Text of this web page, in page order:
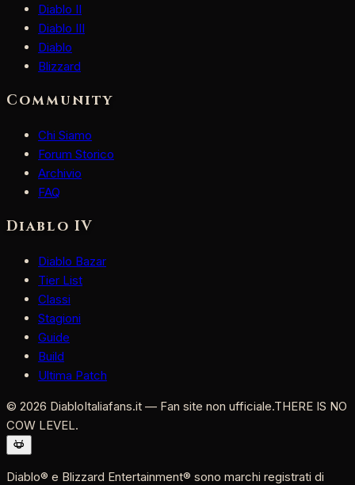
Diablo II
Diablo III
Diablo
Blizzard
Community
Chi Siamo
Forum Storico
Archivio
FAQ
Diablo IV
Diablo Bazar
Tier List
Classi
Stagioni
Guide
Build
Ultima Patch
© 2026 DiabloItaliafans.it — Fan site non ufficiale.THERE IS NO
COW LEVEL.
Diablo® e Blizzard Entertainment® sono marchi registrati di